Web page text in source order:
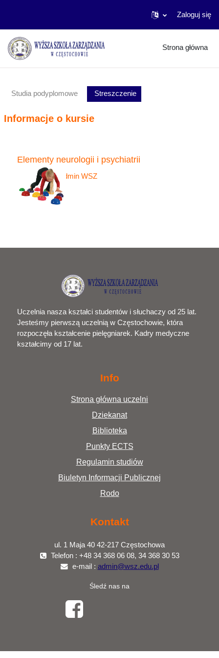
Zaloguj się
Strona główna
Studia podyplomowe Streszczenie
Informacje o kursie
Elementy neurologii i psychiatrii
Nauczyciel: Admin WSZ
Uczelnia nasza kształci studentów i słuchaczy od 25 lat.
Jesteśmy pierwszą uczelnią w Częstochowie, która
rozpoczęła kształcenie pielęgniarek. Kadry medyczne
kształcimy od 17 lat.
Info
Strona główna uczelni
Dziekanat
Biblioteka
Punkty ECTS
Regulamin studiów
Biuletyn Informacji Publicznej
Rodo
Kontakt
ul. 1 Maja 40 42-217 Częstochowa
Telefon : +48 34 368 06 08, 34 368 30 53
e-mail : admin@wsz.edu.pl
Śledź nas na